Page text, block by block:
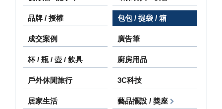
品牌 / 授權 包包 / 提袋 / 箱
成交案例 廣告筆
杯 / 瓶 / 壺 / 飲具 廚房用品
戶外休閒旅行 3C科技
居家生活 藝品擺設 / 獎座